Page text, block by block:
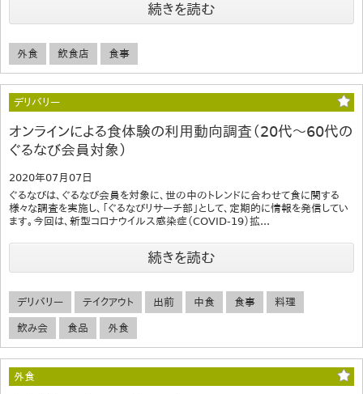
続きを読む
外食 飲食店 食事
デリバリー
オンラインによる食体験の利用動向調査（20代～60代の
ぐるなび会員対象）
2020年07月07日
ぐるなびは、ぐるなび会員を対象に、世の中のトレンドに合わせて食に関する
様々な調査を実施し、「ぐるなびリサーチ部」として、定期的に情報を発信してい
ます。今回は、新型コロナウイルス感染症（COVID-19）拡...
続きを読む
デリバリー テイクアウト 出前 中食 食事 料理
飲み会 食品 外食
外食